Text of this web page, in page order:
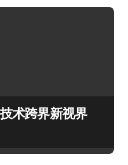
术跨界新视界